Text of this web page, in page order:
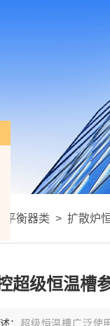
平衡器类 > 扩散炉
超级恒温槽
：超级恒温槽广泛使